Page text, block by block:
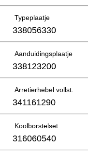
Typeplaatje
338056330
Aanduidingsplaatje
338123200
Arretierhebel vollst.
341161290
Koolborstelset
316060540